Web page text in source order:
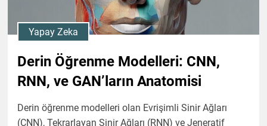
Yapay Zeka
Derin Öğrenme Modelleri: CNN,
RNN, ve GAN’ların Anatomisi
Derin öğrenme modelleri olan Evrişimli Sinir Ağları
(CNN), Tekrarlayan Sinir Ağları (RNN) ve Jeneratif